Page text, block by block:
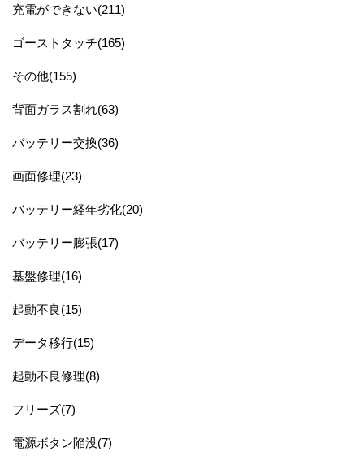
充電ができない(211)
ゴーストタッチ(165)
その他(155)
背面ガラス割れ(63)
バッテリー交換(36)
画面修理(23)
バッテリー経年劣化(20)
バッテリー膨張(17)
基盤修理(16)
起動不良(15)
データ移行(15)
起動不良修理(8)
フリーズ(7)
電源ボタン陥没(7)